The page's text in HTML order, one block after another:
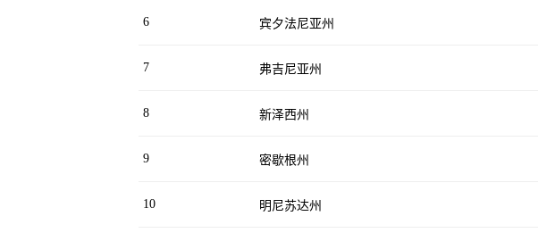
6 宾夕法尼亚州
7 弗吉尼亚州
8 新泽西州
9 密歇根州
10 明尼苏达州